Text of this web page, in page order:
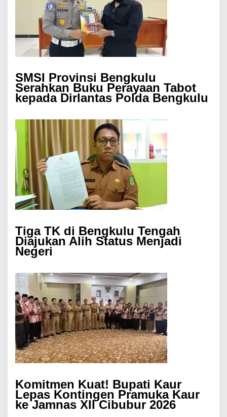
SMSI Provinsi Bengkulu
Serahkan Buku Perayaan Tabot
kepada Dirlantas Polda Bengkulu
Tiga TK di Bengkulu Tengah
Diajukan Alih Status Menjadi
Negeri
Komitmen Kuat! Bupati Kaur
Lepas Kontingen Pramuka Kaur
ke Jamnas XII Cibubur 2026